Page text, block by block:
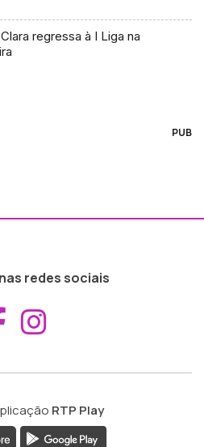
regressa à I Liga na
PUB
redes sociais
Aceder ao
RTP Play